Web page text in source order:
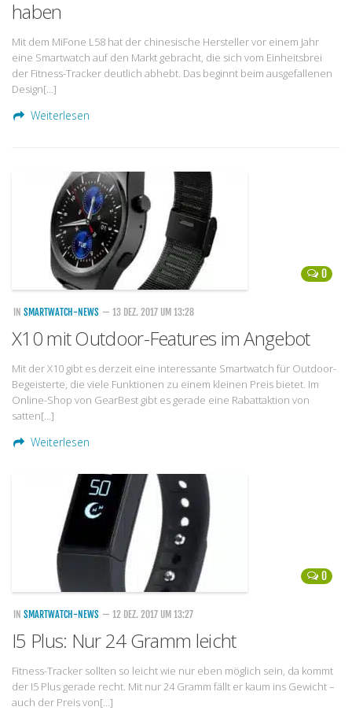
haben
Mit dem MiFone L58 hat der chinesische Hersteller vor einem Jahr
eine Smartwatch auf den Markt gebracht, die sich vom Einheitsbrei
der Fitness-Tracker deutlich abhebt. Das beginnt beim ausgefallenen
Design[…]
Weiterlesen
0
IN SMARTWATCH-NEWS — 13 DEZ. 2017 UM 13:28
X10 mit Outdoor-Features im Angebot
Mit der X10 gibt es derzeit eine interessante Smartwatch für Outdoor-
Begeisterte, die viele Funktionen zu einem kleinen Preis bietet. Im
Online-Shop von GearBest gibt es gerade eine Rabattaktion von
satten[…]
Weiterlesen
0
IN SMARTWATCH-NEWS — 12 DEZ. 2017 UM 13:27
I5 Plus: Nur 24 Gramm leicht
Fitness-Tracker sollten so leicht wie nur eben möglich sein, da kommt
der I5 Plus gerade recht. Mit nur 24 Gramm fällt er kaum ins Gewicht –
auch der Preis von[…]